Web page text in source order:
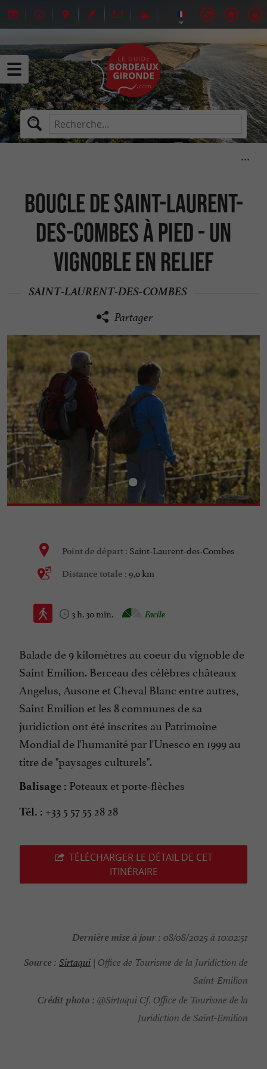
Boucle de Saint-Laurent-
des-Combes à pied - Un
vignoble en relief
SAINT-LAURENT-DES-COMBES
Partager
Point de départ : Saint-Laurent-des-Combes
Distance totale : 9,0 km
3 h. 30 min. Facile
Balade de 9 kilomètres au coeur du vignoble de
Saint Emilion. Berceau des célèbres châteaux
Angelus, Ausone et Cheval Blanc entre autres,
Saint Emilion et les 8 communes de sa
juridiction ont été inscrites au Patrimoine
Mondial de l'humanité par l'Unesco en 1999 au
titre de "paysages culturels".
Balisage : Poteaux et porte-flèches
Tél. : +33 5 57 55 28 28
TÉLÉCHARGER LE DÉTAIL DE CET
ITINÉRAIRE
Dernière mise à jour : 08/08/2025 à 10:02:51
Source : Sirtaqui | Office de Tourisme de la Juridiction de
Saint-Emilion
Crédit photo : @Sirtaqui Cf. Office de Tourisme de la
Juridiction de Saint-Emilion